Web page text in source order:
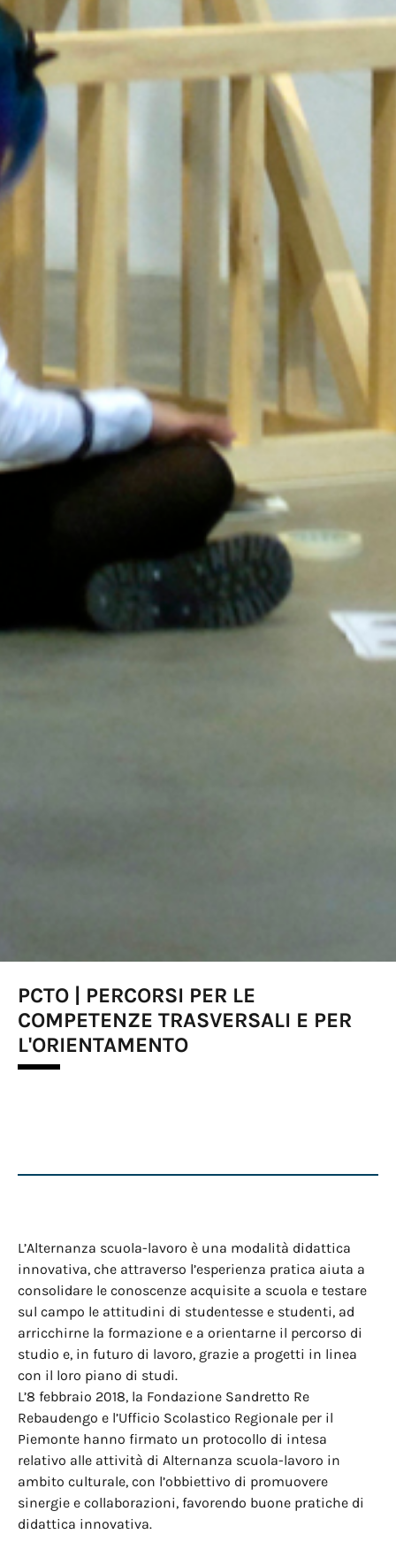
PCTO | PERCORSI PER LE
COMPETENZE TRASVERSALI E PER
L'ORIENTAMENTO
L’Alternanza scuola-lavoro è una modalità didattica
innovativa, che attraverso l’esperienza pratica aiuta a
consolidare le conoscenze acquisite a scuola e testare
sul campo le attitudini di studentesse e studenti, ad
arricchirne la formazione e a orientarne il percorso di
studio e, in futuro di lavoro, grazie a progetti in linea
con il loro piano di studi.
L’8 febbraio 2018, la Fondazione Sandretto Re
Rebaudengo e l’Ufficio Scolastico Regionale per il
Piemonte hanno firmato un protocollo di intesa
relativo alle attività di Alternanza scuola-lavoro in
ambito culturale, con l’obbiettivo di promuovere
sinergie e collaborazioni, favorendo buone pratiche di
didattica innovativa.